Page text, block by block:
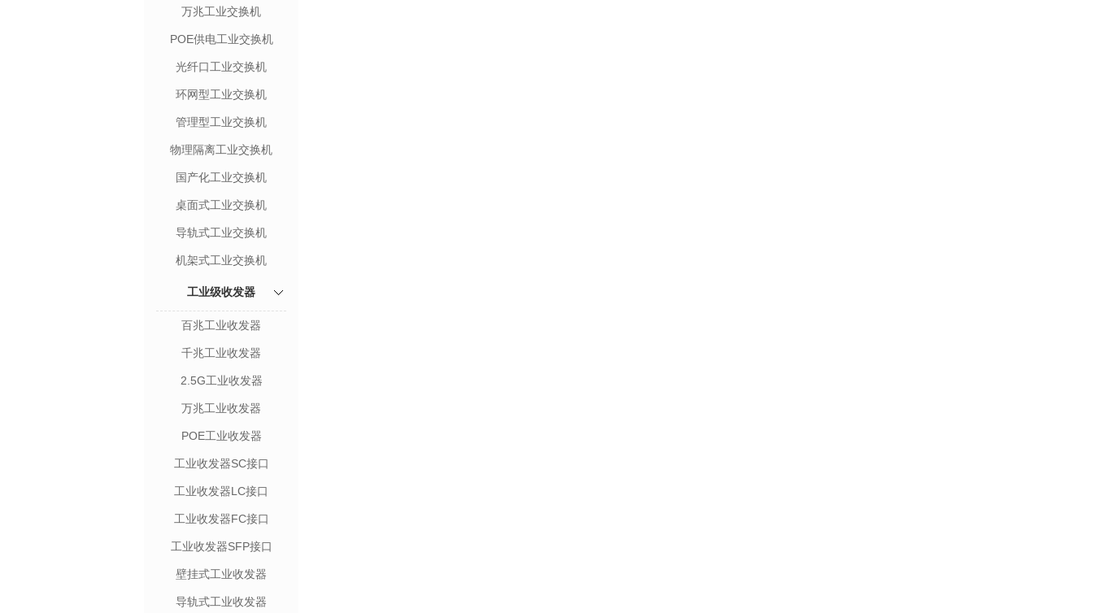
万兆工业交换机
POE供电工业交换机
光纤口工业交换机
环网型工业交换机
管理型工业交换机
物理隔离工业交换机
国产化工业交换机
桌面式工业交换机
导轨式工业交换机
机架式工业交换机
工业级收发器
百兆工业收发器
千兆工业收发器
2.5G工业收发器
万兆工业收发器
POE工业收发器
工业收发器SC接口
工业收发器LC接口
工业收发器FC接口
工业收发器SFP接口
壁挂式工业收发器
导轨式工业收发器